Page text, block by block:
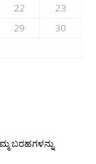
22
23
29
30
ಬರಹಗಳನ್ನು